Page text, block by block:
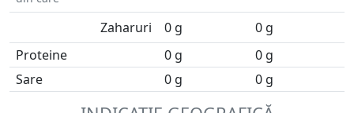
Zaharuri 0 g
0 g
Proteine
0 g
0 g
Sare
0 g 0 g